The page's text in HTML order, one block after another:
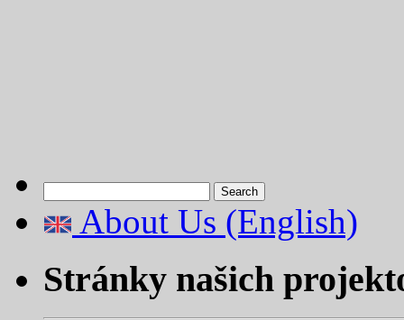
for:
About Us (English)
Stránky našich